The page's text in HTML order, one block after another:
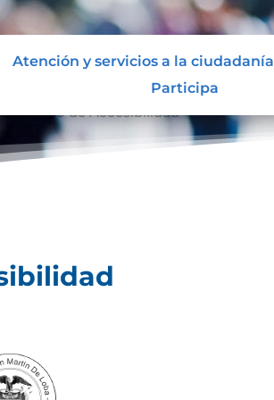
Atención y servicios a la ciudadanía
Participa